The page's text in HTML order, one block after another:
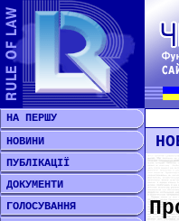
НА ПЕРШУ
НОВИНИ
ПУБЛІКАЦІЇ
ДОКУМЕНТИ
ГОЛОСУВАННЯ